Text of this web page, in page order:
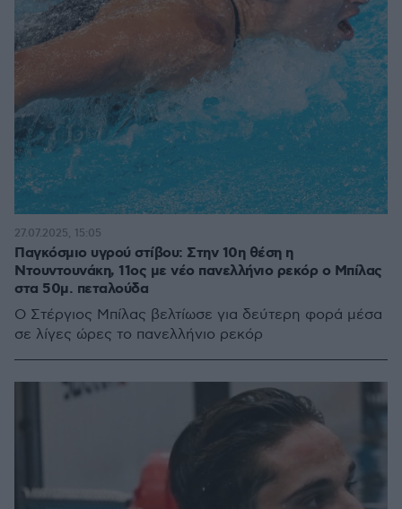
Παγκόσμιο υγρού στίβου: Στην 10η θέση η
Ντουντουνάκη, 11ος με νέο πανελλήνιο ρεκόρ ο Μπίλας
στα 50μ. πεταλούδα
Ο Στέργιος Μπίλας βελτίωσε για δεύτερη φορά μέσα
σε λίγες ώρες το πανελλήνιο ρεκόρ
27.07.2025, 15:05